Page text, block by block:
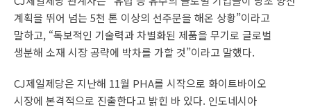
계획을 뛰어 넘는 5천 톤 이상의 선주문을 해온 상황”이라고
말하고, “독보적인 기술력과 차별화된 제품을 무기로 글로벌
생분해 소재 시장 공략에 박차를 가할 것”이라고 말했다.
CJ제일제당은 지난해 11월 PHA를 시작으로 화이트바이오
시장에 본격적으로 진출한다고 밝힌 바 있다. 인도네시아